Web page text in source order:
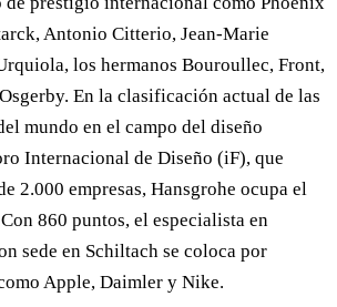
Antonio Citterio, Jean-Marie
los hermanos Bouroullec, Front,
En la clasificación actual de las
mundo en el campo del diseño
Internacional de Diseño (iF), que
2.000 empresas, Hansgrohe ocupa el
860 puntos, el especialista en
sede en Schiltach se coloca por
Apple, Daimler y Nike.